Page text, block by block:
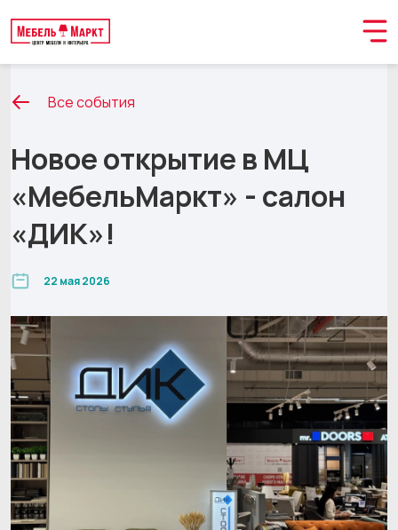
Все события
22 мая 2026
Новое открытие в МЦ
«МебельМаркт» - салон
«ДИК»!
Обращение принято
В ближайшее время мы свяжемся с вами